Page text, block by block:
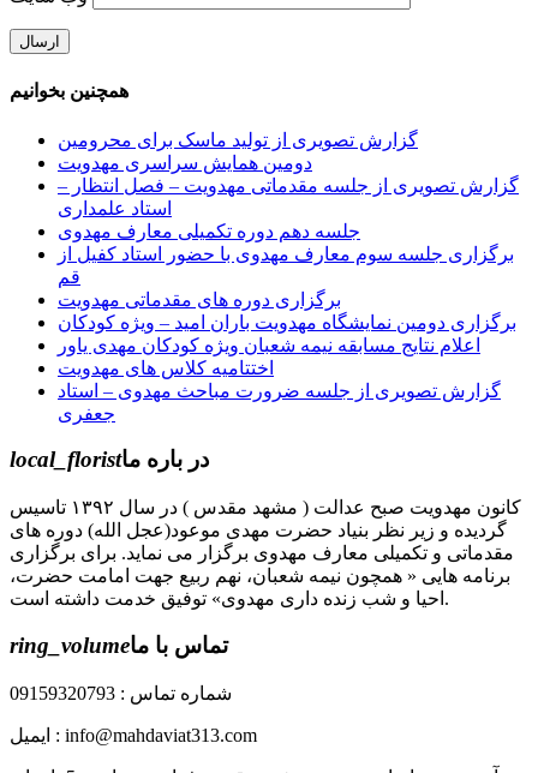
همچنین بخوانیم
گزارش تصویری از تولید ماسک برای محرومین
دومین همایش سراسری مهدویت
گزارش تصویری از جلسه مقدماتی مهدویت – فصل انتظار –
استاد علمداری
جلسه دهم دوره تکمیلی معارف مهدوی
برگزاری جلسه سوم معارف مهدوی با حضور استاد کفیل از
قم
برگزاری دوره های مقدماتی مهدویت
برگزاری دومین نمایشگاه مهدویت باران امید – ویژه کودکان
اعلام نتایج مسابقه نیمه شعبان ویژه کودکان مهدی یاور
اختتامیه کلاس های مهدویت
گزارش تصویری از جلسه ضرورت مباحث مهدوی – استاد
جعفری
local_floristدر باره ما
کانون مهدویت صبح عدالت ( مشهد مقدس ) در سال ۱۳۹۲ تاسیس
گردیده و زیر نظر بنیاد حضرت مهدی موعود(عجل الله) دوره های
مقدماتی و تکمیلی معارف مهدوی برگزار می نماید. برای برگزاری
برنامه هایی « همچون نیمه شعبان، نهم ربیع جهت امامت حضرت،
احیا و شب زنده داری مهدوی» توفیق خدمت داشته است.
ring_volumeتماس با ما
شماره تماس : 09159320793
ایمیل : info@mahdaviat313.com